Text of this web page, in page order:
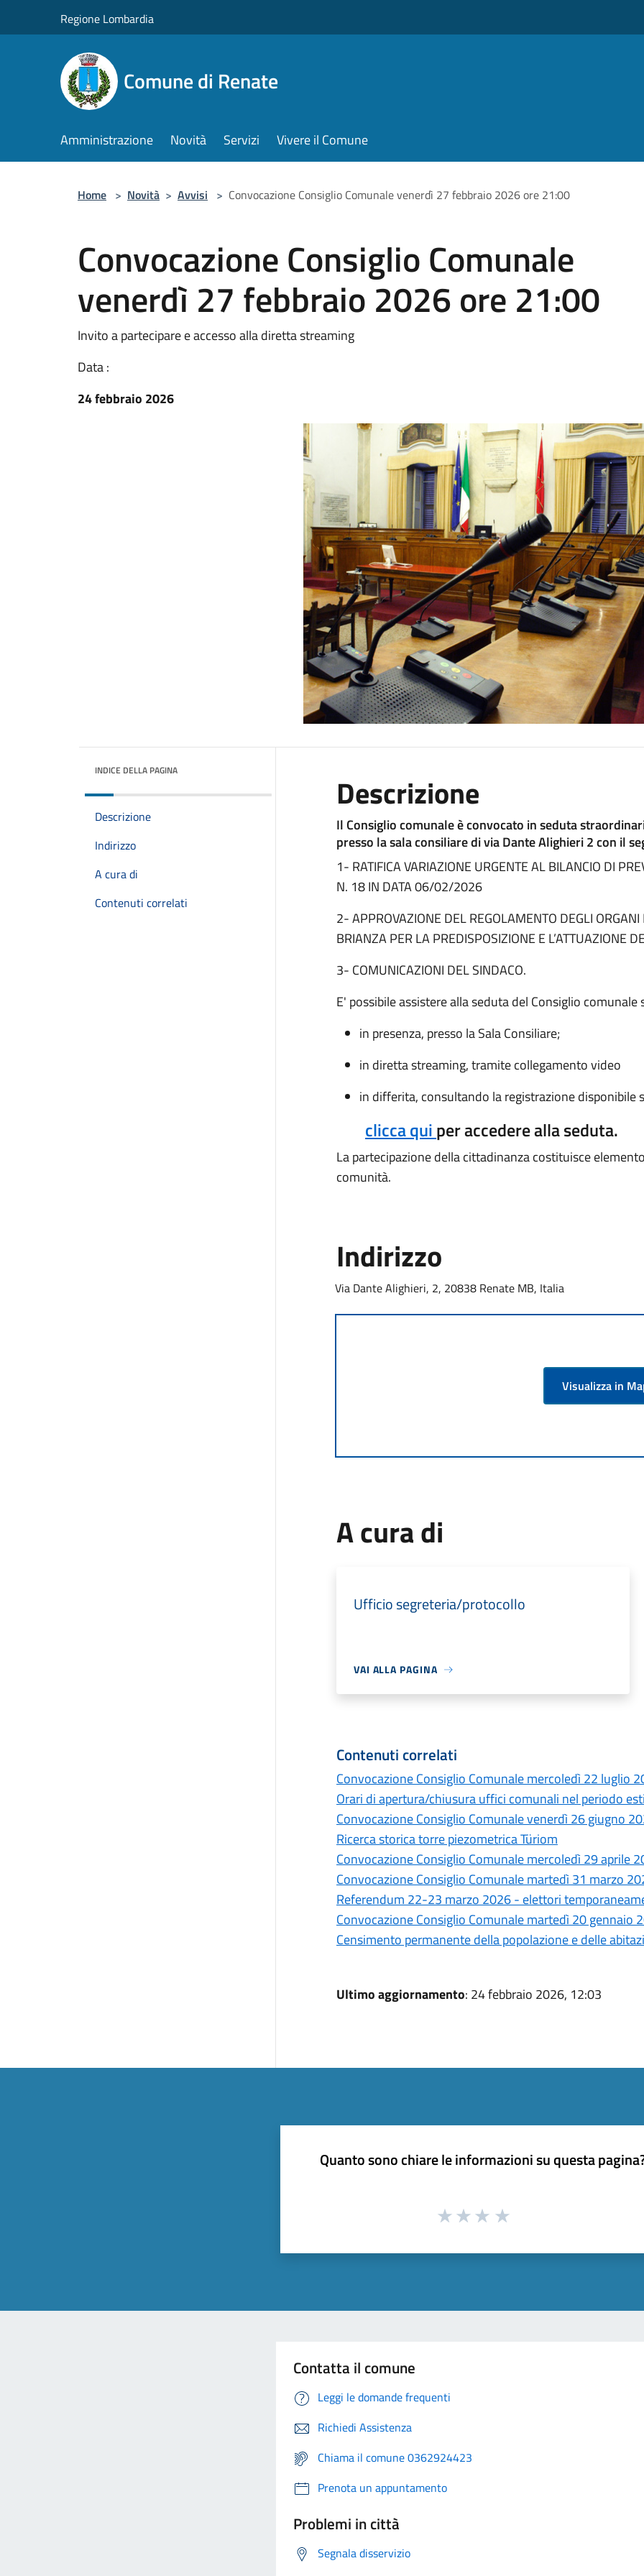
Regione Lombardia
Comune di Renate
Amministrazione Novità Servizi Vivere il Comune
Home > Novità > Avvisi > Convocazione Consiglio Comunale venerdì 27 febbraio 2026 ore 21:00
Convocazione Consiglio Comunale
venerdì 27 febbraio 2026 ore 21:00
Invito a partecipare e accesso alla diretta streaming
Data :
24 febbraio 2026
INDICE DELLA PAGINA
Descrizione
Indirizzo
A cura di
Contenuti correlati
Descrizione
Il Consiglio comunale è convocato in seduta
presso la sala consiliare di via Dante Alighieri 2 con il
1- RATIFICA VARIAZIONE URGENTE AL BILANCIO DI
N. 18 IN DATA 06/02/2026
2- APPROVAZIONE DEL REGOLAMENTO DEGLI ORGANI
BRIANZA PER LA PREDISPOSIZIONE E L’ATTUAZIONE
3- COMUNICAZIONI DEL SINDACO.
E' possibile assistere alla seduta del Consiglio
in presenza, presso la Sala Consiliare;
in diretta streaming, tramite collegamento video
in differita, consultando la registrazione disponibile
clicca quiper accedere alla seduta.
La partecipazione della cittadinanza costituisce
comunità.
Indirizzo
Via Dante Alighieri, 2, 20838 Renate MB, Italia
Visualizza in
A cura di
Ufficio segreteria/protocollo
VAI ALLA PAGINA
Contenuti correlati
Convocazione Consiglio Comunale mercoledì 22 luglio
Orari di apertura/chiusura uffici comunali nel periodo
Convocazione Consiglio Comunale venerdì 26 giugno
Ricerca storica torre piezometrica Türiom
Convocazione Consiglio Comunale mercoledì 29 aprile
Convocazione Consiglio Comunale martedì 31 marzo
Referendum 22-23 marzo 2026 - elettori
Convocazione Consiglio Comunale martedì 20 gennaio
Censimento permanente della popolazione e delle
Ultimo aggiornamento: 24 febbraio 2026, 12:03
Quanto sono chiare le informazioni su questa
Contatta il comune
Leggi le domande frequenti
Richiedi Assistenza
Chiama il comune 0362924423
Prenota un appuntamento
Problemi in città
Segnala disservizio